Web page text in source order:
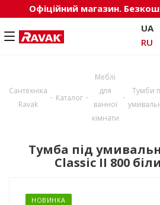
Офіційний магазин.
UA
RU
Сантехніка
Ravak
- Каталог -
Меблі
для
ванної
кімнати
-
Тумби
Тумба під
Classic II 800
НОВИНКА